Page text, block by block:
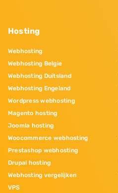
Hosting
Webhosting
Webhosting Belgie
Webhosting Duitsland
Webhosting Engeland
Wordpress webhosting
Magento hosting
Joomla hosting
Woocommerce webhosting
Prestashop webhosting
Drupal hosting
Webhosting vergelijken
VPS